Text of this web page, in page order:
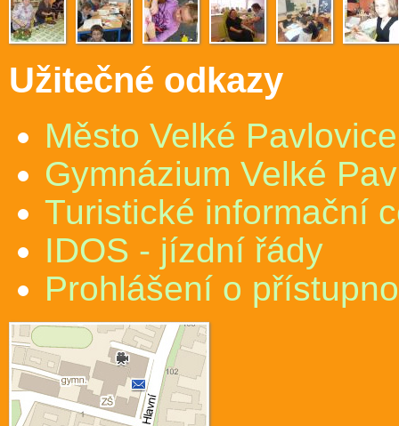
Užitečné odkazy
Město Velké Pavlovice
Gymnázium Velké
Turistické informační
IDOS - jízdní řády
Prohlášení o